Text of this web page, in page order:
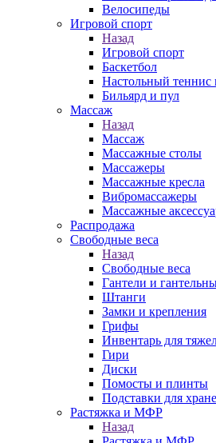
Велосипеды
Игровой спорт
Назад
Игровой спорт
Баскетбол
Настольный теннис
Бильярд и пул
Массаж
Назад
Массаж
Массажные столы
Массажеры
Массажные кресла
Вибромассажеры
Массажные
Распродажа
Свободные веса
Назад
Свободные веса
Гантели и
Штанги
Замки и крепления
Грифы
Инвентарь для
Гири
Диски
Помосты и плинты
Подставки для
Растяжка и МФР
Назад